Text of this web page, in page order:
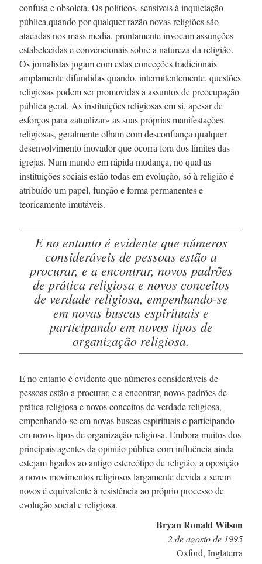
confusa e obsoleta. Os políticos, sensíveis à inquietação
pública quando por qualquer razão novas religiões são
atacadas nos mass media, prontamente invocam assunções
estabelecidas e convencionais sobre a natureza da religião.
Os jornalistas jogam com estas conceções tradicionais
amplamente difundidas quando, intermitentemente, questões
religiosas podem ser promovidas a assuntos de preocupação
pública geral. As instituições religiosas em si, apesar de
esforços para «atualizar» as suas próprias manifestações
religiosas, geralmente olham com desconfiança qualquer
desenvolvimento inovador que ocorra fora dos limites das
igrejas. Num mundo em rápida mudança, no qual as
instituições sociais estão todas em evolução, só à religião é
atribuído um papel, função e forma permanentes e
teoricamente imutáveis.
E no entanto é evidente que números
consideráveis de pessoas estão a
procurar, e a encontrar, novos padrões
de prática religiosa e novos conceitos
de verdade religiosa, empenhando-se
em novas buscas espirituais e
participando em novos tipos de
organização religiosa.
E no entanto é evidente que números consideráveis de
pessoas estão a procurar, e a encontrar, novos padrões de
prática religiosa e novos conceitos de verdade religiosa,
empenhando-seem novas buscas espirituais e participando
em novos tipos de organização religiosa. Embora muitos dos
principais agentes da opinião pública com influência ainda
estejam ligados ao antigo estereótipo de religião, a oposição
a novos movimentos religiosos largamente devida a serem
novos é equivalente à resistência ao próprio processo de
evolução social e religiosa.
Bryan Ronald Wilson
2 de agosto de 1995
Oxford, Inglaterra